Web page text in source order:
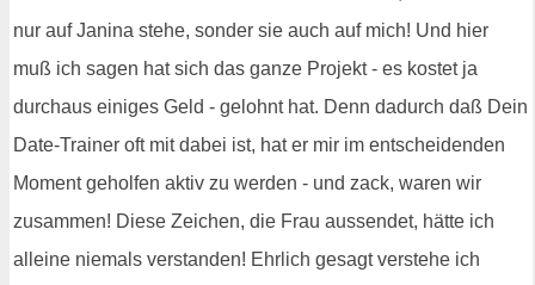
nur auf Janina stehe, sonder sie auch auf mich! Und hier
muß ich sagen hat sich das ganze Projekt - es kostet ja
durchaus einiges Geld - gelohnt hat. Denn dadurch daß Dein
Date-Trainer oft mit dabei ist, hat er mir im entscheidenden
Moment geholfen aktiv zu werden - und zack, waren wir
zusammen! Diese Zeichen, die Frau aussendet, hätte ich
alleine niemals verstanden! Ehrlich gesagt verstehe ich